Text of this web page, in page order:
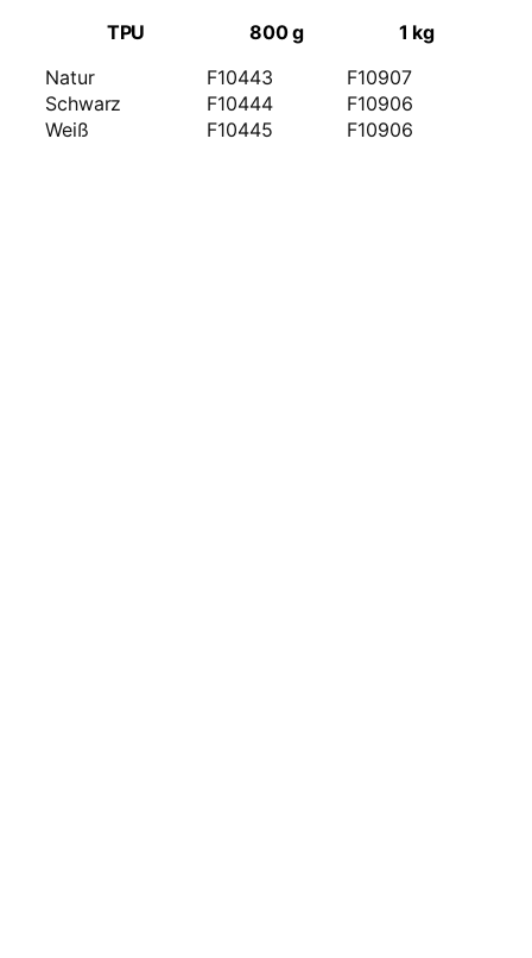
TPU
800 g
1 kg
Natur
F10443
F10907
Schwarz
F10444
F10906
Weiß
F10445 F10906